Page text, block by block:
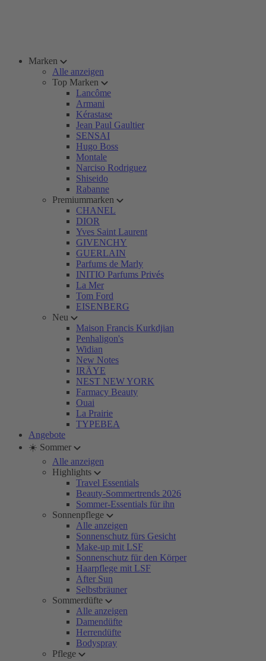
Marken
Alle anzeigen
Top Marken
Lancôme
Armani
Kérastase
Jean Paul Gaultier
SENSAI
Hugo Boss
Montale
Narciso Rodriguez
Shiseido
Rabanne
Premiummarken
CHANEL
DIOR
Yves Saint Laurent
GIVENCHY
GUERLAIN
Parfums de Marly
INITIO Parfums Privés
La Mer
Tom Ford
EISENBERG
Neu
Maison Francis Kurkdjian
Penhaligon's
Widian
New Notes
IRÄYE
NEST NEW YORK
Farmacy Beauty
Ouai
La Prairie
TYPEBEA
Angebote
☀️ Sommer
Alle anzeigen
Highlights
Travel Essentials
Beauty-Sommertrends 2026
Sommer-Essentials für ihn
Sonnenpflege
Alle anzeigen
Sonnenschutz fürs Gesicht
Make-up mit LSF
Sonnenschutz für den Körper
Haarpflege mit LSF
After Sun
Selbstbräuner
Sommerdüfte
Alle anzeigen
Damendüfte
Herrendüfte
Bodyspray
Pflege